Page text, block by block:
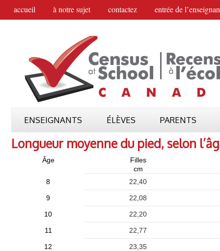
accueil à notre sujet contactez entrée de
ENSEIGNANTS ÉLÈVES PARENTS
Longueur moyenne du pied, selon
Âge
Filles
cm
8
22,40
9 22,08
10 22,20
11 22,77
12 23,35